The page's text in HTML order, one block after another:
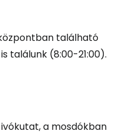
található
találunk (8:00-21:00).
a mosdókban